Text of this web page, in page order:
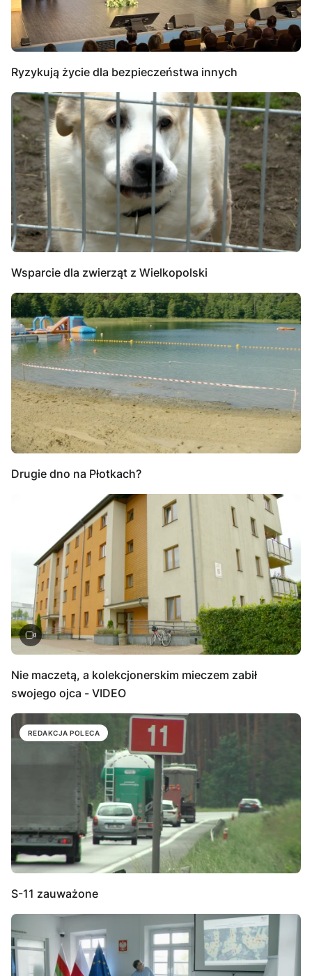
Ryzykują życie dla bezpieczeństwa innych
Wsparcie dla zwierząt z Wielkopolski
Drugie dno na Płotkach?
Nie maczetą, a kolekcjonerskim mieczem zabił
swojego ojca - VIDEO
REDAKCJA POLECA
S-11 zauważone